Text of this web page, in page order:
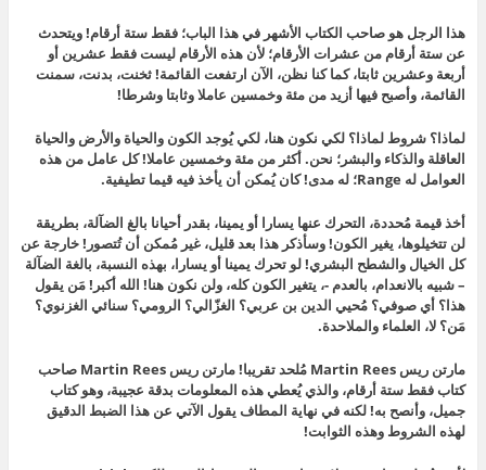
هذا الرجل هو صاحب الكتاب الأشهر في هذا الباب؛ فقط ستة أرقام! ويتحدث
عن ستة أرقام من عشرات الأرقام؛ لأن هذه الأرقام ليست فقط عشرين أو
أربعة وعشرين ثابتا، كما كنا نظن، الآن ارتفعت القائمة! ثخنت، بدنت، سمنت
القائمة، وأصبح فيها أزيد من مئة وخمسين عاملا وثابتا وشرطا!
لماذا؟ شروط لماذا؟ لكي نكون هنا، لكي يُوجد الكون والحياة والأرض والحياة
العاقلة والذكاء والبشر؛ نحن. أكثر من مئة وخمسين عاملا! كل عامل من هذه
العوامل له Range؛ له مدى! كان يُمكن أن يأخذ فيه قيما تطيفية.
أخذ قيمة مُحددة، التحرك عنها يسارا أو يمينا، بقدر أحيانا بالغ الضآلة، بطريقة
لن تتخيلوها، يغير الكون! وسأذكر هذا بعد قليل، غير مُمكن أن تُتصور! خارجة عن
كل الخيال والشطح البشري! لو تحرك يمينا أو يسارا، بهذه النسبة، بالغة الضآلة
– شبيه بالانعدام، بالعدم -، يتغير الكون كله، ولن نكون هنا! الله أكبر! مَن يقول
هذا؟ أي صوفي؟ مُحيي الدين بن عربي؟ الغزّالي؟ الرومي؟ سنائي الغزنوي؟
مَن؟ لا، العلماء والملاحدة.
مارتن ريس Martin Rees مُلحد تقريبا! مارتن ريس Martin Rees صاحب
كتاب فقط ستة أرقام، والذي يُعطي هذه المعلومات بدقة عجيبة، وهو كتاب
جميل، وأنصح به! لكنه في نهاية المطاف يقول الآتي عن هذا الضبط الدقيق
لهذه الشروط وهذه الثوابت!